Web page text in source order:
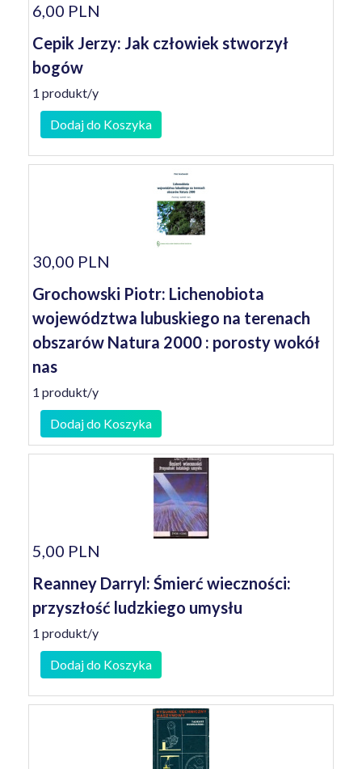
6,00 PLN
Cepik Jerzy: Jak człowiek stworzył
bogów
1 produkt/y
Dodaj do Koszyka
30,00 PLN
Grochowski Piotr: Lichenobiota
województwa lubuskiego na terenach
obszarów Natura 2000 : porosty wokół
nas
1 produkt/y
Dodaj do Koszyka
5,00 PLN
Reanney Darryl: Śmierć wieczności:
przyszłość ludzkiego umysłu
1 produkt/y
Dodaj do Koszyka